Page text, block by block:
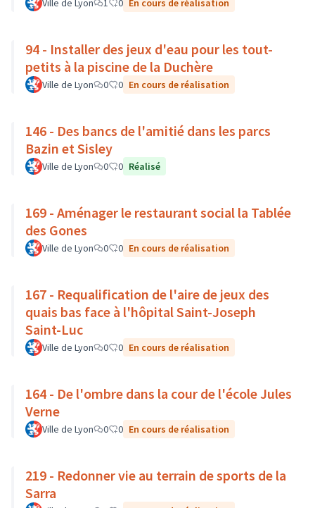
Ville de Lyon 1 0 En cours de réalisation
94 - Installer des jeux d'eau pour les tout-
petits à la piscine de la Duchère
Ville de Lyon 0 0 En cours de réalisation
146 - Des bancs de l'amitié dans les parcs
Bazin et Sisley
Ville de Lyon 0 0 Réalisé
169 - Aménager le restaurant social la Tablée
des Gones
Ville de Lyon 0 0 En cours de réalisation
167 - Requalification de l'aire de jeux des
quais bas face à l'hôpital Saint-Joseph
Saint-Luc
Ville de Lyon 0 0 En cours de réalisation
164 - De l'ombre dans la cour de l'école Jules
Verne
Ville de Lyon 0 0 En cours de réalisation
219 - Redonner vie au terrain de sports de la
Sarra